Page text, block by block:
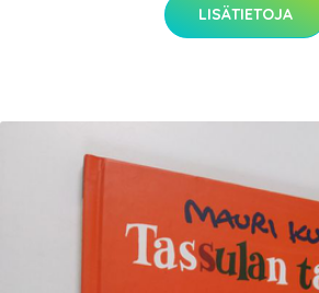
LISÄTIETOJA